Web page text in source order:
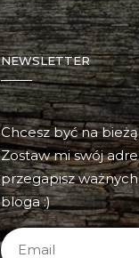
NEWSLETTER
Chcesz być na
Zostaw mi swój
przegapisz
bloga :)